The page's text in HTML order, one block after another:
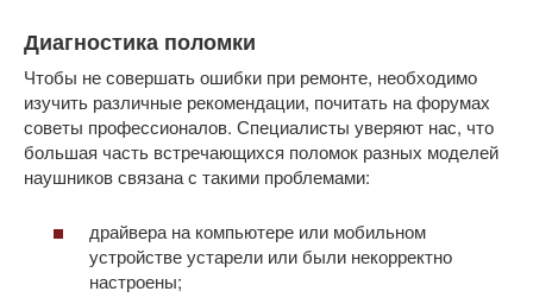
Диагностика поломки
Чтобы не совершать ошибки при ремонте, необходимо
изучить различные рекомендации, почитать на форумах
советы профессионалов. Специалисты уверяют нас, что
большая часть встречающихся поломок разных моделей
наушников связана с такими проблемами:
драйвера на компьютере или мобильном
устройстве устарели или были некорректно
настроены;